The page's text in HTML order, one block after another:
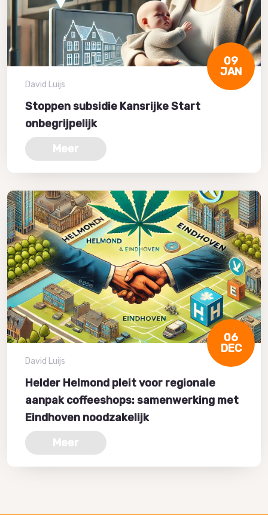
09
JAN
David Luijs
Stoppen subsidie Kansrijke Start
onbegrijpelijk
Meer
06
DEC
David Luijs
Helder Helmond pleit voor regionale
aanpak coffeeshops: samenwerking met
Eindhoven noodzakelijk
Meer